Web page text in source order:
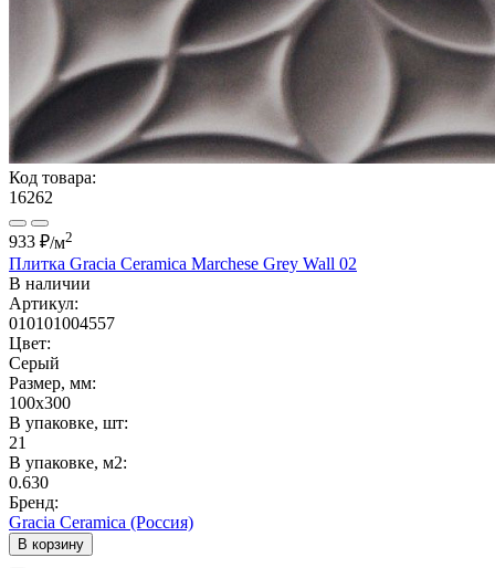
Код товара:
16262
933 ₽/м2
Плитка Gracia Ceramica Marchese Grey Wall 02
В наличии
Артикул:
010101004557
Цвет:
Серый
Размер, мм:
100x300
В упаковке, шт:
21
В упаковке, м2:
0.630
Бренд:
Gracia Ceramica (Россия)
В корзину